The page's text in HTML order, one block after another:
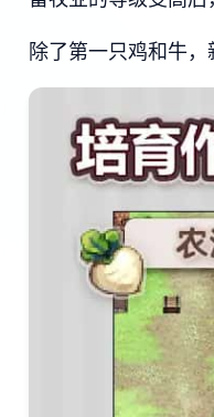
除了第一只鸡和牛